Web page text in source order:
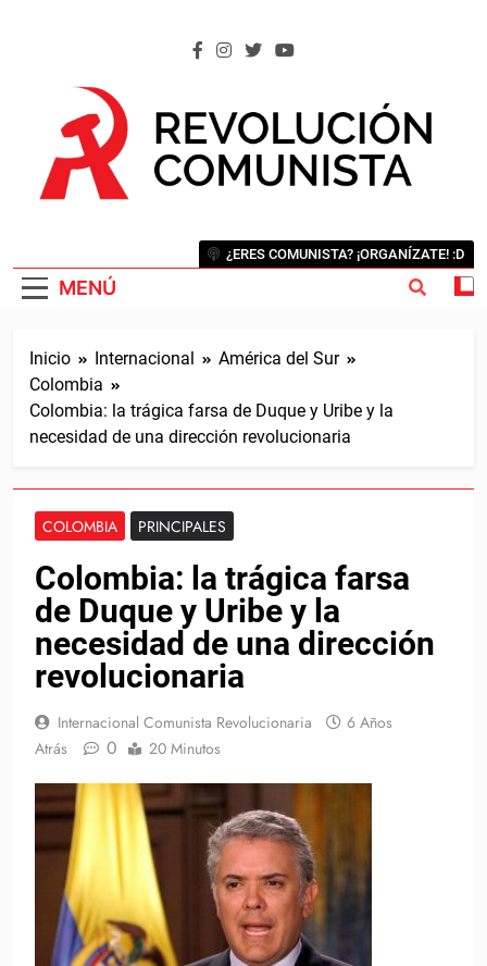
MENÚ
¿ERES COMUNISTA? ¡ORGANÍZATE! :D
Inicio Internacional
América del Sur
Colombia
Colombia: la trágica farsa de Duque y Uribe y la
necesidad de una dirección revolucionaria
COLOMBIA PRINCIPALES
Colombia: la trágica farsa
de Duque y Uribe y la
necesidad de una dirección
revolucionaria
Internacional Comunista Revolucionaria
6 Años
Atrás
0 20 Minutos